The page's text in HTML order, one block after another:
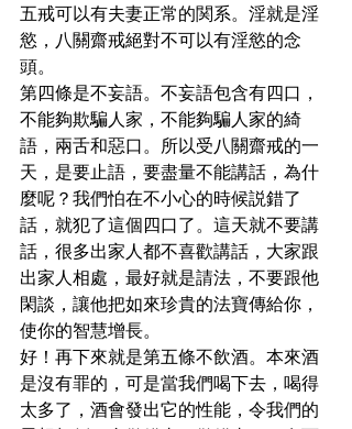
五戒可以有夫妻正常的関系。淫就是淫
慾，八關齋戒絕對不可以有淫慾的念
頭。
第四條是不妄語。不妄語包含有四口，
不能夠欺騙人家，不能夠騙人家的綺
語，兩舌和惡口。所以受八關齋戒的一
天，是要止語，要盡量不能講話，為什
麼呢？我們怕在不小心的時候説錯了
話，就犯了這個四口了。這天就不要講
話，很多出家人都不喜歡講話，大家跟
出家人相處，最好就是請法，不要跟他
閑談，讓他把如來珍貴的法寶傳給你，
使你的智慧增長。
好！再下來就是第五條不飲酒。本來酒
是沒有罪的，可是當我們喝下去，喝得
太多了，酒會發出它的性能，令我們的